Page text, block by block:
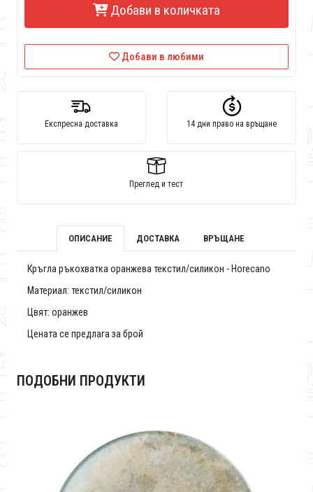
Добави в количката
Добави в любими
Експресна доставка 14 дни право на връщане
Преглед и тест
ОПИСАНИЕ ДОСТАВКА ВРЪЩАНЕ
Кръгла ръкохватка оранжева текстил/силикон - Horecano
Материал: текстил/силикон
Цвят: оранжев
Цената се предлага за брой
ПОДОБНИ ПРОДУКТИ